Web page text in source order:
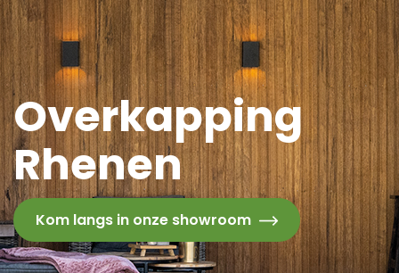
Overkapping
Rhenen
Kom langs in onze showroom